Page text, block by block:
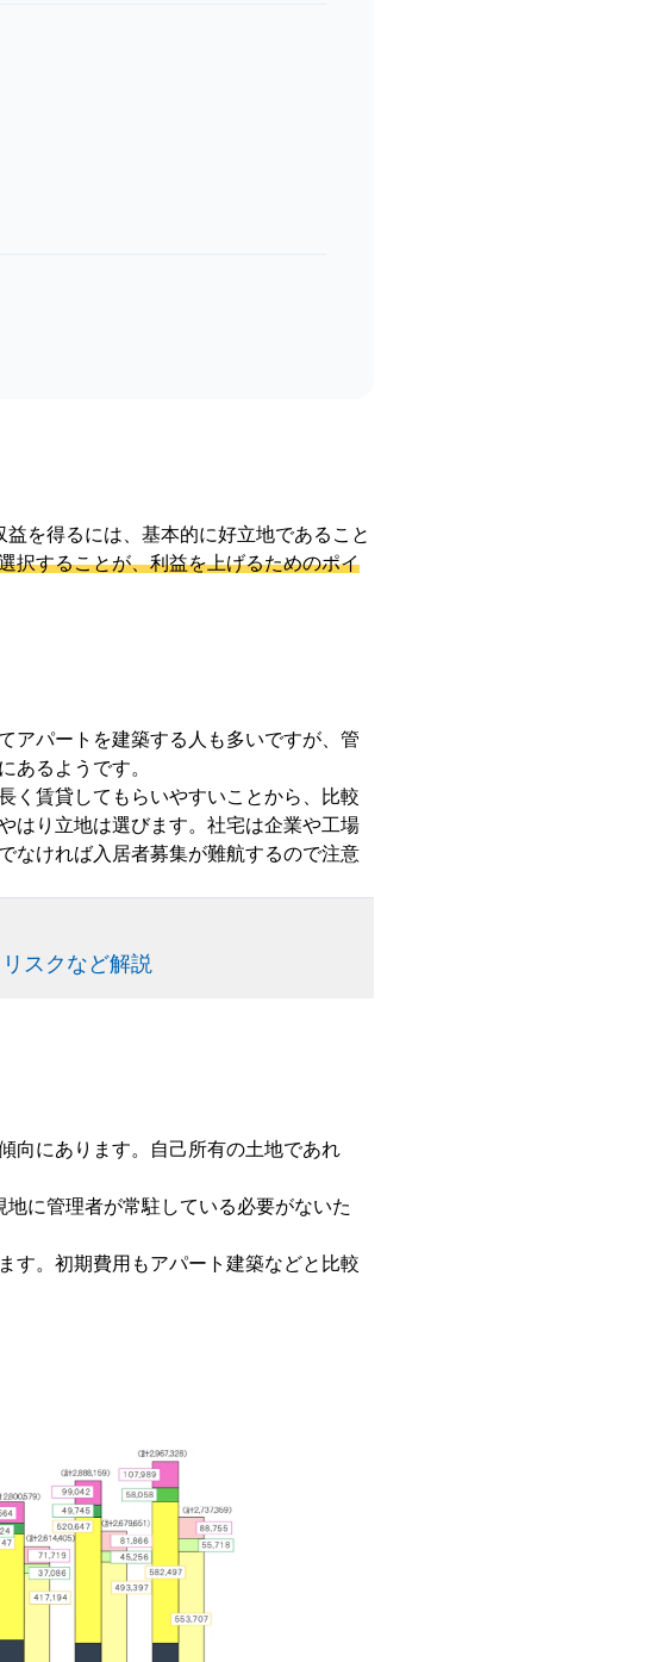
を得るには、基本的に好立地であること
択することが、利益を上げるためのポイ
アパートを建築する人も多いですが、管
あるようです。
く賃貸してもらいやすいことから、比較
はり立地は選びます。社宅は企業や工場
なければ入居者募集が難航するので注意
スクなど解説
向にあります。自己所有の土地であれ
に管理者が常駐している必要がないた
す。初期費用もアパート建築などと比較